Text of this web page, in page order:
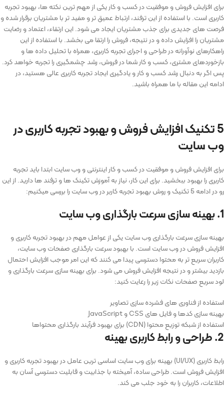
برای افزایش فروش و موفقیت در کسب و کار یکی از مهم ترین نکته ها، بهبود تجربه
کاربری است. با استفاده از این ترفند، ارتباط عمیق‌ تر و مفید تر با مشتریان برقرار شده و
فرصت ‌های جدیدی برای جذب مشتریان ایجاد می ‌شود. این ارتقاء، اعتماد و رضایت
مشتریان را افزایش داده و در نتیجه، فروش را ارتقا می ‌بخشد. با استفاده از این
راهکارهای نوآورانه در طراحی و اجرای تجربه کاربری، همراه با تحلیل داده ‌ها و
بازخوردهای مشتری، کسب و کار شما در فروش، رشد چشمگیری را تجربه خواهد کرد.
پس اگر به دنبال رشد کسب و کار و یادگیری ایجاد تجربه کاربری عالی هستید، در
ادامه این مقاله با ما همراه باشید.
5 تکنیک افزایش فروش و بهبود تجربه کاربری در
وب سایت
برای افزایش فروش و موفقیت در کسب و کار اینترنتی و وب سایت ابتدا باید تجربه
کاربری را بهبود ببخشید. برای این کار، نیاز به آموزش تکینک ها و ترفند ها دارید. از این
رو در ادامه 5 تکنیک و روش بهبود تجربه کاربر در وب سایت را بررسی میکنیم:
1. بهینه‌ سازی سرعت بارگذاری وب ‌سایت
بهینه ‌سازی سرعت بارگذاری وب ‌سایت یکی از عوامل مهم در بهبود تجربه کاربری و
افزایش فروش در وب سایت است. با بهبود سرعت بارگذاری صفحات وب‌ سایت،
کاربران سریع ‌تر به محتوا دسترسی پیدا می کنند که این امر موجب افزایش احتمال
بازدید بیشتر و در نتیجه افزایش فروش می ‌شود. برای بهینه سازی سرعت بارگذاری و
لود سریع صفحات نکات زیر را رعایت کنید:
استفاده از فناوری‌ های فشرده‌ سازی تصاویر
بهینه‌ سازی کدها و فایل‌ های CSS و JavaScript
استفاده از شبکه توزیع محتوا (CDN) برای بهبود فرآیند بارگذاری محتواها
2. طراحی و رابط کاربری بهینه
رابط کاربری (UI/UX) بهینه برای وب‌ سایت اساسی ‌ترین عامل در بهبود تجربه کاربری و
افزایش فروش است. طراحی ساده، آمیخته با جذابیت و قابلیت دسترسی آسان به
اطلاعات، کاربران را به خود جلب می ‌کند.